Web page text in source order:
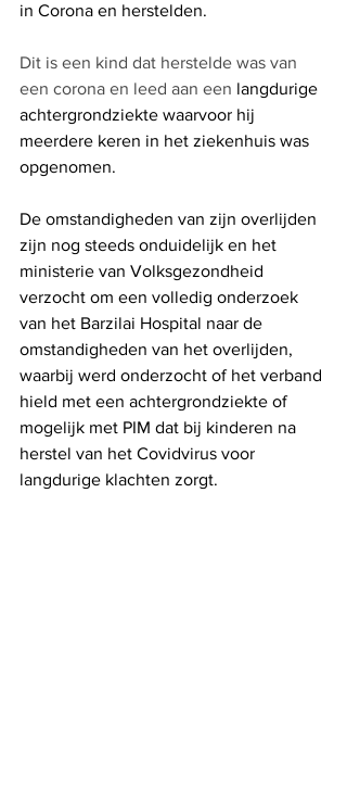
in Corona en herstelden.
Dit is een kind dat herstelde was van
een corona en leed aan een langdurige
achtergrondziekte waarvoor hij
meerdere keren in het ziekenhuis was
opgenomen.
De omstandigheden van zijn overlijden
zijn nog steeds onduidelijk en het
ministerie van Volksgezondheid
verzocht om een ​​volledig onderzoek
van het Barzilai Hospital naar de
omstandigheden van het overlijden,
waarbij werd onderzocht of het verband
hield met een achtergrondziekte of
mogelijk met PIM dat bij kinderen na
herstel van het Covidvirus voor
langdurige klachten zorgt.